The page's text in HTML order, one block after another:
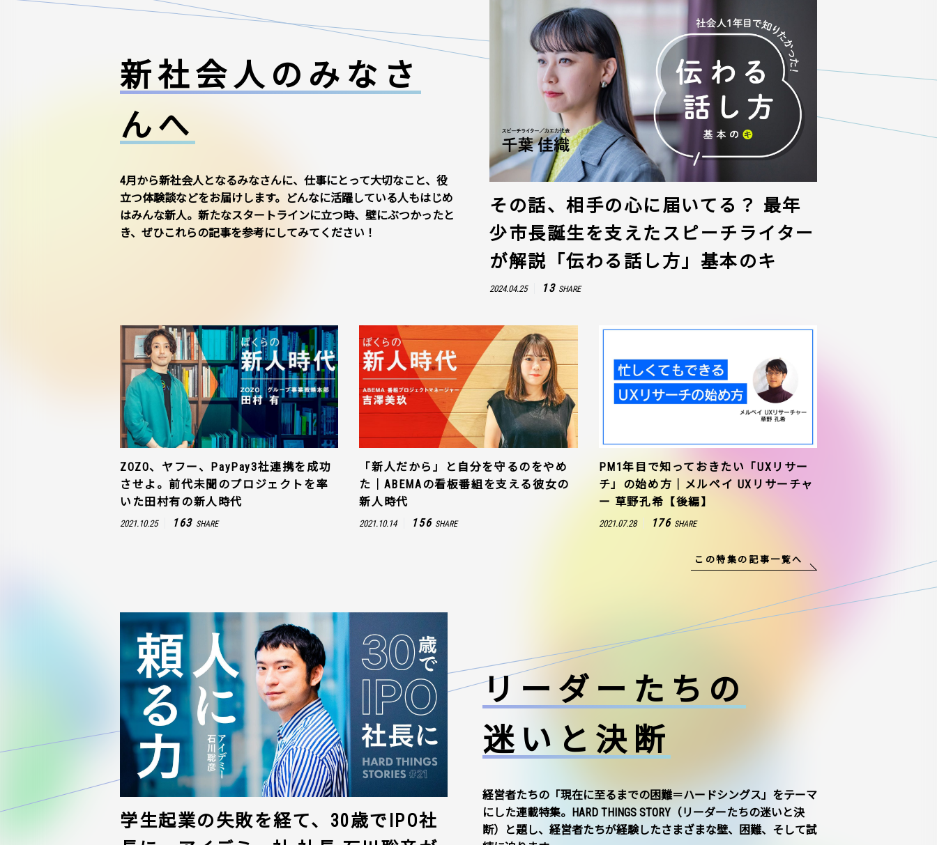
新社会人のみなさ
んへ
4月から新社会人となるみなさんに、仕事にとって大切なこと、役
立つ体験談などをお届けします。どんなに活躍している人もはじめ
はみんな新人。新たなスタートラインに立つ時、壁にぶつかったと
き、ぜひこれらの記事を参考にしてみてください！
その話、相手の心に届いてる？ 最年
少市長誕生を支えたスピーチライター
が解説「伝わる話し方」基本のキ
2024.04.25 13 SHARE
ZOZO、ヤフー、PayPay3社連携を成功
させよ。前代未聞のプロジェクトを率
いた田村有の新人時代
2021.10.25 163 SHARE
「新人だから」と自分を守るのをやめ
た｜ABEMAの看板番組を支える彼女の
新人時代
2021.10.14 156 SHARE
PM1年目で知っておきたい「UXリサー
チ」の始め方｜メルペイ UXリサーチャ
ー 草野孔希【後編】
2021.07.28 176 SHARE
この特集の記事一覧へ
リーダーたちの
迷いと決断
経営者たちの「現在に至るまでの困難＝ハードシングス」をテーマ
にした連載特集。HARD THINGS STORY（リーダーたちの迷いと決
断）と題し、経営者たちが経験したさまざまな壁、困難、そして試
学生起業の失敗を経て、30歳でIPO社